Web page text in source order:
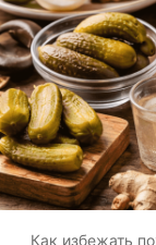
Как избежать